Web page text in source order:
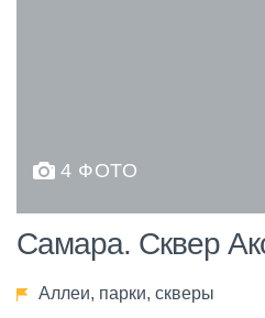
4 ФОТО
Самара. Сквер
Аллеи, парки, скверы